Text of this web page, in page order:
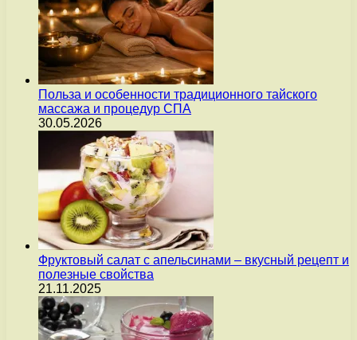
Польза и особенности традиционного тайского
массажа и процедур СПА
30.05.2026
Фруктовый салат с апельсинами – вкусный рецепт и
полезные свойства
21.11.2025